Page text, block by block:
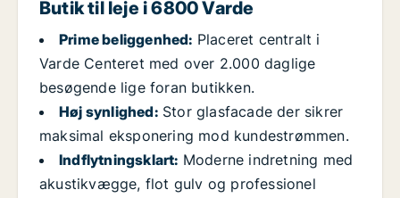
Butik til leje i 6800 Varde
Prime beliggenhed: Placeret centralt i
Varde Centeret med over 2.000 daglige
besøgende lige foran butikken.
Høj synlighed:Stor glasfacade der sikrer
maksimal eksponering mod kundestrømmen.
Indflytningsklart: Moderne indretning med
akustikvægge, flot gulv og professionel